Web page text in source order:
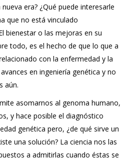
era? ¿Qué puede interesarle
que no está vinculado
bienestar o las mejoras en su
todo, es el hecho de que lo que a
con la enfermedad y la
en ingeniería genética y no
aún.
asomarnos al genoma humano,
y hace posible el diagnóstico
genética pero, ¿de qué sirve un
una solución? La ciencia nos las
a admitirlas cuando éstas se